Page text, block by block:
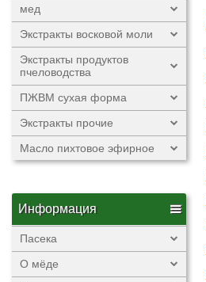
мед
Экстракты восковой моли
Экстракты продуктов
пчеловодства
ПЖВМ сухая форма
Экстракты прочие
Масло пихтовое эфирное
Информация
Пасека
О мёде